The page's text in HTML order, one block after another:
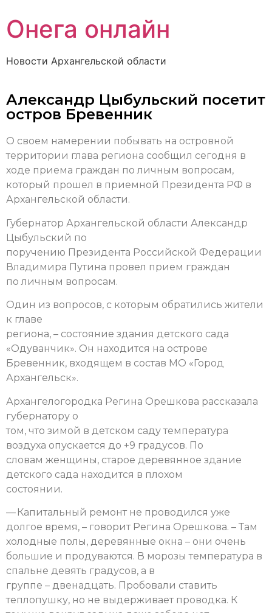
Онега онлайн
Новости Архангельской области
Александр Цыбульский посетит
остров Бревенник
О своем намерении побывать на островной
территории глава региона сообщил сегодня в
ходе приема граждан по личным вопросам,
который прошел в приемной Президента РФ в
Архангельской области.
Губернатор Архангельской области Александр
Цыбульский по
поручению Президента Российской Федерации
Владимира Путина провел прием граждан
по личным вопросам.
Один из вопросов, с которым обратились жители
к главе
региона, – состояние здания детского сада
«Одуванчик». Он находится на острове
Бревенник, входящем в состав МО «Город
Архангельск».
Архангелогородка Регина Орешкова рассказала
губернатору о
том, что зимой в детском саду температура
воздуха опускается до +9 градусов. По
словам женщины, старое деревянное здание
детского сада находится в плохом
состоянии.
— Капитальный ремонт не проводился уже
долгое время, – говорит Регина Орешкова. – Там
холодные полы, деревянные окна – они очень
большие и продуваются. В морозы температура в
спальне девять градусов, а в
группе – двенадцать. Пробовали ставить
теплопушку, но не выдерживает проводка. К